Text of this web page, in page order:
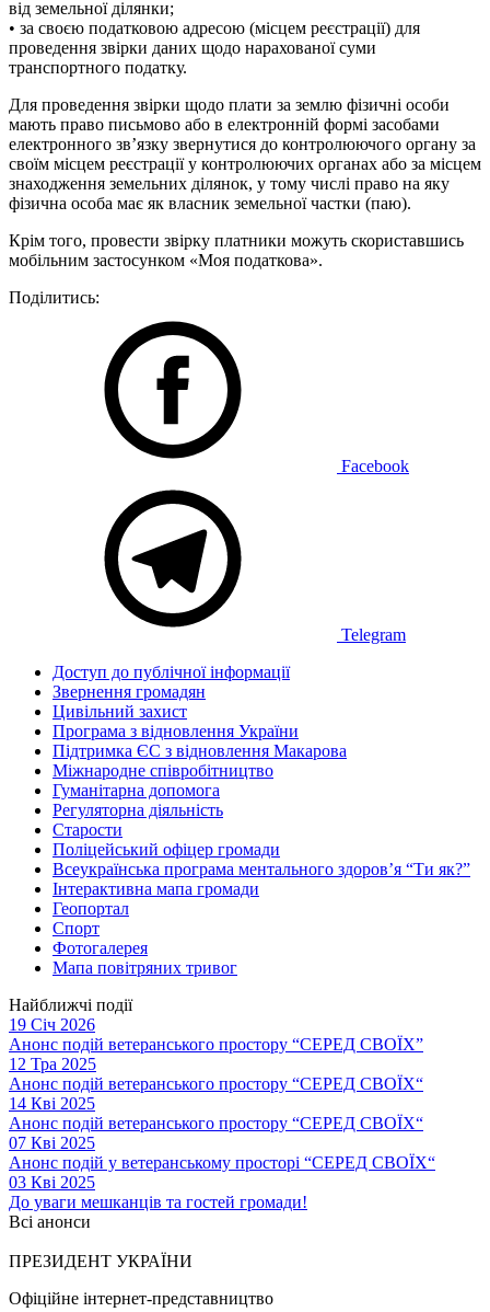
від земельної ділянки;
• за своєю податковою адресою (місцем реєстрації) для
проведення звірки даних щодо нарахованої суми
транспортного податку.
Для проведення звірки щодо плати за землю фізичні особи
мають право письмово або в електронній формі засобами
електронного зв’язку звернутися до контролюючого органу за
своїм місцем реєстрації у контролюючих органах або за місцем
знаходження земельних ділянок, у тому числі право на яку
фізична особа має як власник земельної частки (паю).
Крім того, провести звірку платники можуть скориставшись
мобільним застосунком «Моя податкова».
Поділитись:
Facebook
Telegram
Доступ до публічної інформації
Звернення громадян
Цивільний захист
Програма з відновлення України
Підтримка ЄС з відновлення Макарова
Міжнародне співробітництво
Гуманітарна допомога
Регуляторна діяльність
Старости
Поліцейський офіцер громади
Всеукраїнська програма ментального здоров’я “Ти як?”
Інтерактивна мапа громади
Геопортал
Спорт
Фотогалерея
Мапа повітряних тривог
Найближчі події
19 Січ 2026
Анонс подій ветеранського простору “СЕРЕД СВОЇХ”
12 Тра 2025
Анонс подій ветеранського простору “СЕРЕД СВОЇХ“
14 Кві 2025
Анонс подій ветеранського простору “СЕРЕД СВОЇХ“
07 Кві 2025
Анонс подій у ветеранському просторі “СЕРЕД СВОЇХ“
03 Кві 2025
До уваги мешканців та гостей громади!
Всі анонси
ПРЕЗИДЕНТ УКРАЇНИ
Офіційне інтернет-представництво